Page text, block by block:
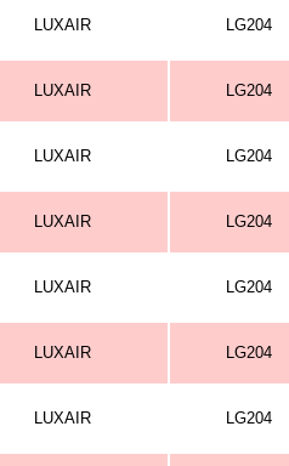
LUXAIR LG204
LUXAIR LG204
LUXAIR LG204
LUXAIR LG204
LUXAIR LG204
LUXAIR LG204
LUXAIR LG204